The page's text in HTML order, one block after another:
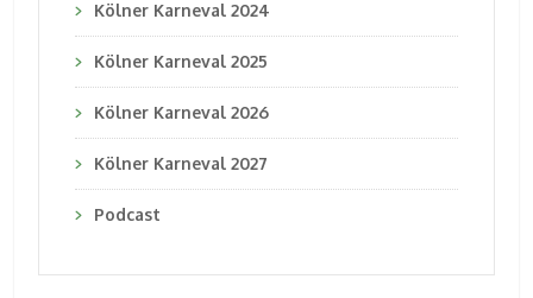
Kölner Karneval 2024
Kölner Karneval 2025
Kölner Karneval 2026
Kölner Karneval 2027
Podcast